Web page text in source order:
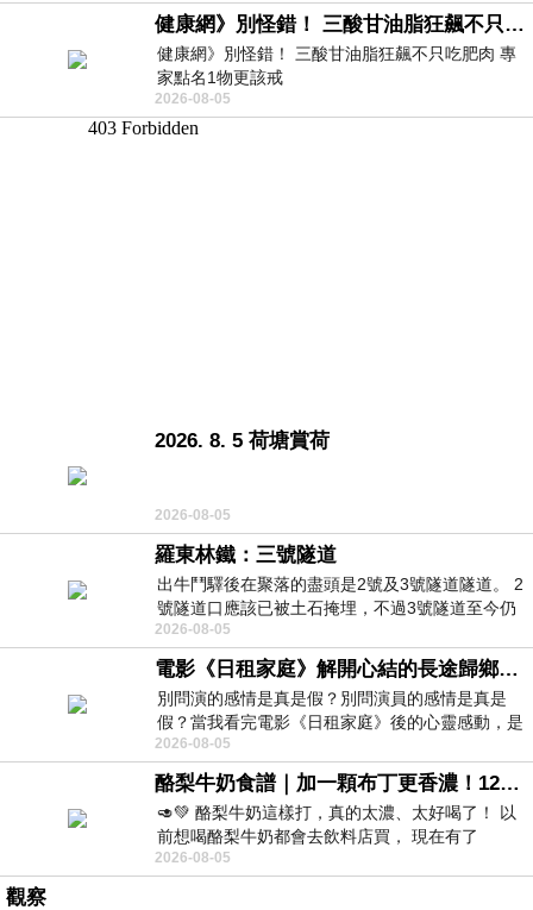
健康網》別怪錯！ 三酸甘油脂狂飆不只吃肥肉 專家點名1物更該戒
健康網》別怪錯！ 三酸甘油脂狂飆不只吃肥肉 專
家點名1物更該戒
https://health.ltn.com.tw/article/breakingnews/
2026-08-05
2026. 8. 5 荷塘賞荷
2026-08-05
羅東林鐵：三號隧道
出牛鬥驛後在聚落的盡頭是2號及3號隧道隧道。 2
號隧道口應該已被土石掩埋，不過3號隧道至今仍
存在。從台7丙牛鬥橋上往左岸上游方
2026-08-05
電影《日租家庭》解開心結的長途歸鄉！能在電影院感受到地理的寬闊和人心的相鄰，真是太棒了！
別問演的感情是真是假？別問演員的感情是真是
假？當我看完電影《日租家庭》後的心靈感動，是
真的。詮釋的情感觸動了人心，就是真情
2026-08-05
酪梨牛奶食譜｜加一顆布丁更香濃！120秒完成飲料店級酪梨奶昔｜imami 旗艦豆漿機
🥑💚 酪梨牛奶這樣打，真的太濃、太好喝了！ 以
前想喝酪梨牛奶都會去飲料店買， 現在有了
imami 健康煮藝｜旗艦破壁智慧養生豆漿機，
2026-08-05
觀察